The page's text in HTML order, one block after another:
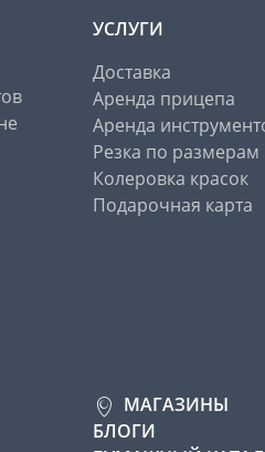
УСЛУГИ
Доставка
Аренда прицепа
Аренда
Резка по размерам
Колеровка красок
Подарочная карта
МАГАЗИНЫ
БЛОГИ